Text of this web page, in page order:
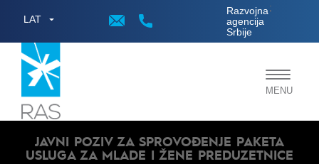
LAT
Razvojna
agencija
Srbije
;
Toggle
MENU
JAVNI POZIV ZA SPROVOĐENJE PAKETA
USLUGA ZA MLADE I ŽENE PREDUZETNICE